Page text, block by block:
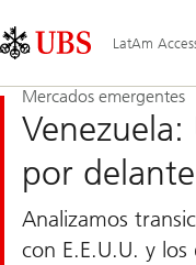
Links
Area
LatAm
Mercados emergentes
por delante
Analizamos
con E.E.U.U. y